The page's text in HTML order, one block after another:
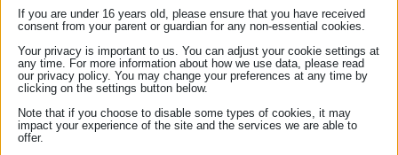
Τήρηση απορρήτου και εχεμύθειας.
Αμεροληψία και ευθυκρισία στη διεκπεραίωση των
καθηκόντων.
Αριθμός Μητρώου:277
email:annakoutrouli@aknotary.gr
τηλέφωνο:
If you are under 16 years old, please ensure that you have received
consent from your parent or guardian for any non-essential cookies.
Your privacy is important to us. You can adjust your cookie settings at
any time. For more information about how we use data, please read
our privacy policy. You may change your preferences at any time by
clicking on the settings button below.
Note that if you choose to disable some types of cookies, it may
impact your experience of the site and the services we are able to
offer.